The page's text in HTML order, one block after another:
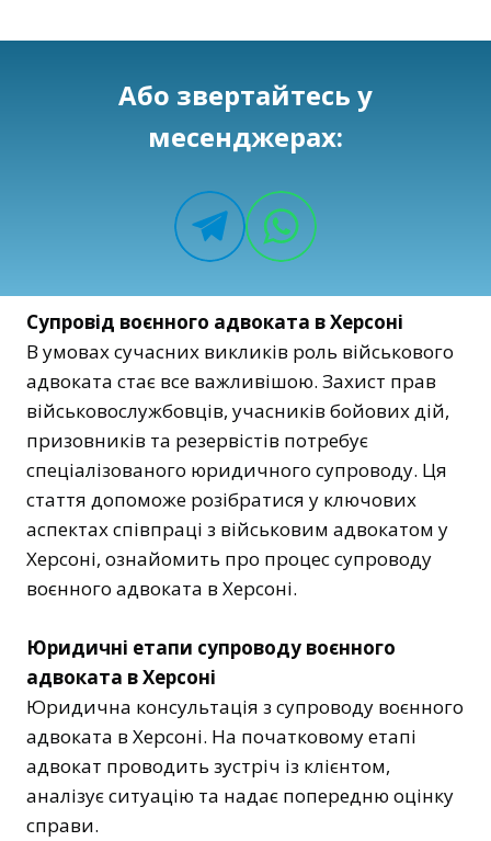
Або звертайтесь у
месенджерах:
Супровід воєнного адвоката в Херсоні
В умовах сучасних викликів роль військового
адвоката стає все важливішою. Захист прав
військовослужбовців, учасників бойових дій,
призовників та резервістів потребує
спеціалізованого юридичного супроводу. Ця
стаття допоможе розібратися у ключових
аспектах співпраці з військовим адвокатом у
Херсоні, ознайомить про процес супроводу
воєнного адвоката в Херсоні.
Юридичні етапи супроводу воєнного
адвоката в Херсоні
Юридична консультація з супроводу воєнного
адвоката в Херсоні. На початковому етапі
адвокат проводить зустріч із клієнтом,
аналізує ситуацію та надає попередню оцінку
справи.